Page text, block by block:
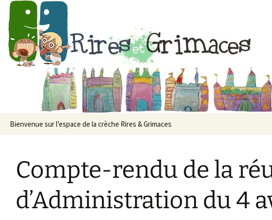
Crèche associative
Bienvenue sur l’espace de la crèche Rires & Grimaces
Compte-rendu de la
d’Administration du 4